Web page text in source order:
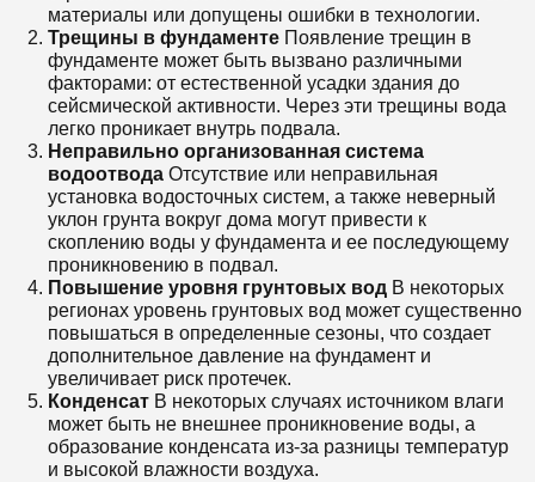
материалы или допущены ошибки в технологии.
Трещины в фундаменте Появление трещин в
фундаменте может быть вызвано различными
факторами: от естественной усадки здания до
сейсмической активности. Через эти трещины вода
легко проникает внутрь подвала.
Неправильно организованная система
водоотвода Отсутствие или неправильная
установка водосточных систем, а также неверный
уклон грунта вокруг дома могут привести к
скоплению воды у фундамента и ее последующему
проникновению в подвал.
Повышение уровня грунтовых вод В некоторых
регионах уровень грунтовых вод может существенно
повышаться в определенные сезоны, что создает
дополнительное давление на фундамент и
увеличивает риск протечек.
Конденсат В некоторых случаях источником влаги
может быть не внешнее проникновение воды, а
образование конденсата из-за разницы температур
и высокой влажности воздуха.